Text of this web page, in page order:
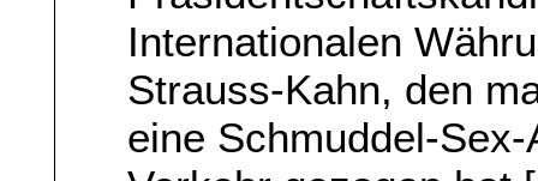
Internationalen
Strauss-Kahn, den
eine Schmuddel-